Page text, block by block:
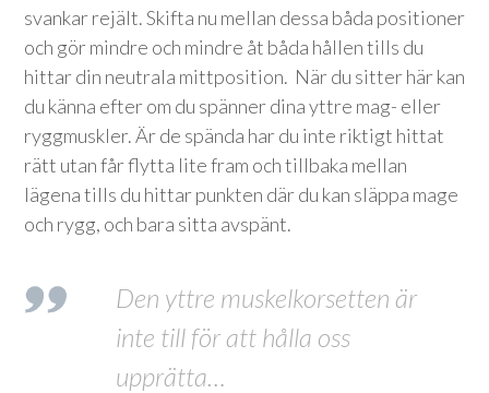
svankar rejält. Skifta nu mellan dessa båda positioner
och gör mindre och mindre åt båda hållen tills du
hittar din neutrala mittposition. När du sitter här kan
du känna efter om du spänner dina yttre mag- eller
ryggmuskler. Är de spända har du inte riktigt hittat
rätt utan får flytta lite fram och tillbaka mellan
lägena tills du hittar punkten där du kan släppa mage
och rygg, och bara sitta avspänt.
Den yttre muskelkorsetten är
inte till för att hålla oss
upprätta…